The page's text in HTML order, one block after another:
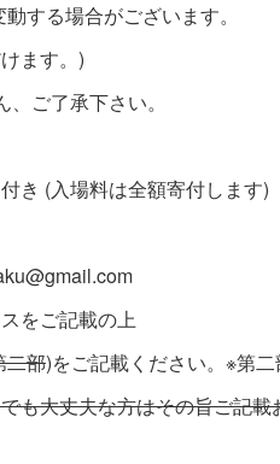
する場合がございます。
ます。)
ご了承下さい。
き (入場料は全額寄付します)
をご記載の上
二部)をご記載ください。※第二
も大丈夫な方はその旨ご記載